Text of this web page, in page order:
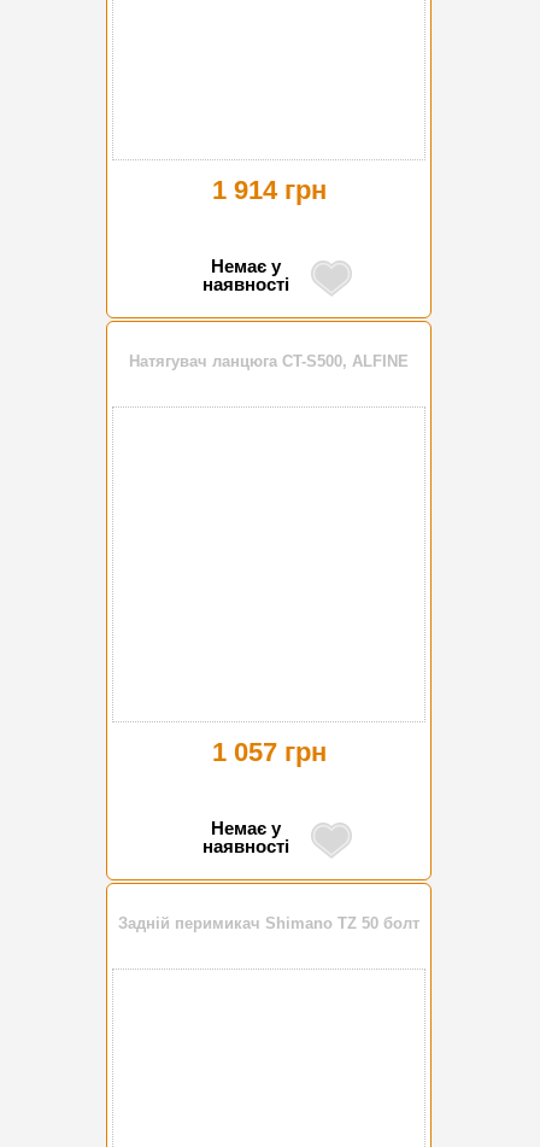
1 914 грн
Немає у
наявності
Натягувач ланцюга CT-S500, ALFINE
1 057 грн
Немає у
наявності
Задній перимикач Shimano TZ 50 болт